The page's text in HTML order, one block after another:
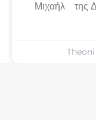
Μιχαήλ της